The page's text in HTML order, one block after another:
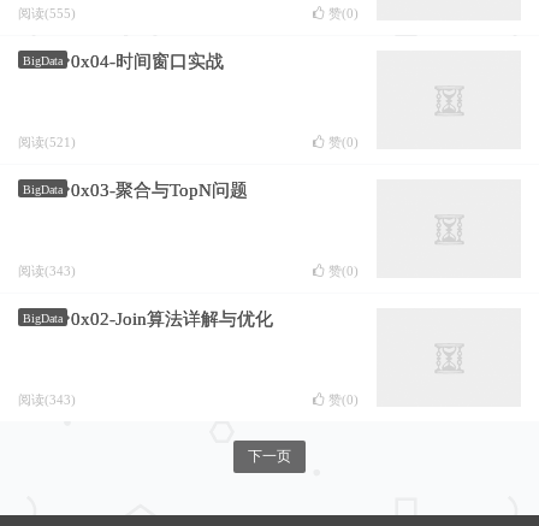
阅读(555) 赞(0)
BigData 0x04-时间窗口实战
阅读(521) 赞(0)
BigData 0x03-聚合与TopN问题
阅读(343) 赞(0)
BigData 0x02-Join算法详解与优化
阅读(343) 赞(0)
下一页